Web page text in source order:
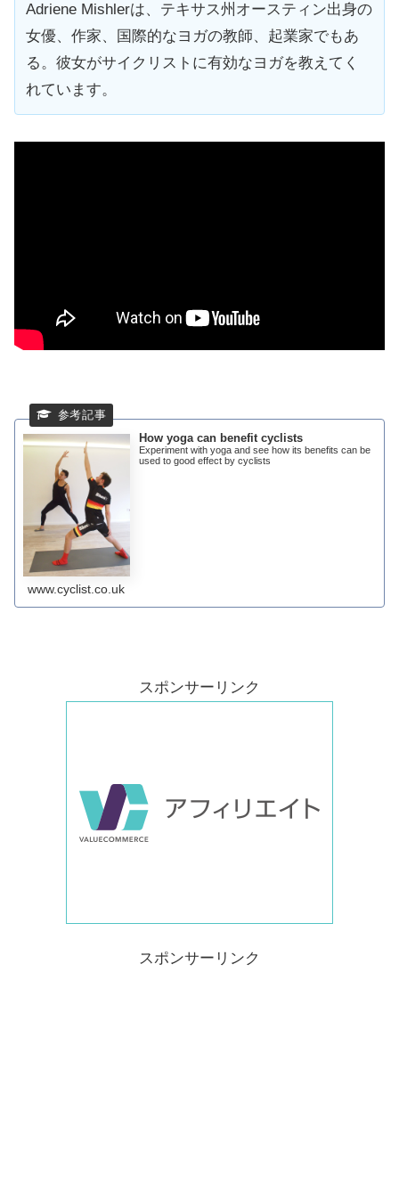
Adriene Mishlerは、テキサス州オースティン出身の
女優、作家、国際的なヨガの教師、起業家でもあ
る。彼女がサイクリストに有効なヨガを教えてく
れています。
How yoga can benefit cyclists
Experiment with yoga and see how its benefits can be
used to good effect by cyclists
www.cyclist.co.uk
スポンサーリンク
スポンサーリンク